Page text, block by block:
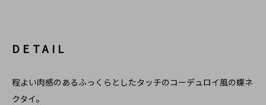
DETAIL
程よい肉感のあるふっくらとしたタッチのコーデュロイ風の蝶ネ
クタイ。